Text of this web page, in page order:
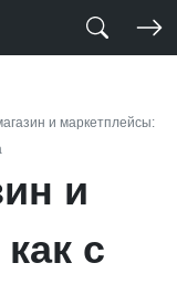
и маркетплейсы:
и
с